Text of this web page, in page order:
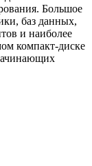
Большое
баз данных,
и наиболее
компакт-диске